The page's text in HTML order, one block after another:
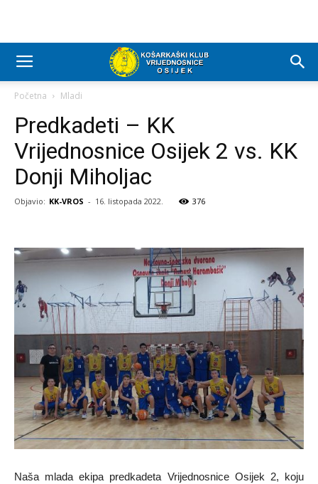
Početna Mladi
Predkadeti – KK
Vrijednosnice Osijek 2 vs. KK
Donji Miholjac
Objavio: KK-VROS - 16. listopada 2022. 376
Naša mlada ekipa predkadeta Vrijednosnice Osijek 2, koju